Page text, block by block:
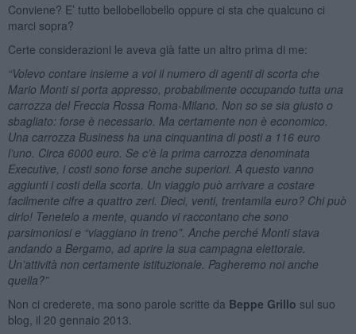
Conviene? E’ tutto bellobellobello oppure ci sta che qualcuno ci
marci sopra?
Certe considerazioni le aveva già fatte un altro prima di me:
“Volevo contare insieme a voi il numero di agenti di scorta che
Mario Monti si porta appresso, probabilmente occupando tutta una
carrozza del Freccia Rossa Roma-Milano. Non so se sia giusto o
sbagliato: forse è necessario. Ma certamente non è economico.
Una carrozza Business ha una cinquantina di posti a 116 euro
l’uno. Circa 6000 euro. Se c’è la prima carrozza denominata
Executive, i costi sono forse anche superiori. A questo vanno
aggiunti i costi della scorta. Un viaggio può arrivare a costare
facilmente cifre a quattro zeri. Dieci, venti, trentamila euro? Chi può
dirlo! Tenetelo a mente, quando vi raccontano che sono
parsimoniosi e “viaggiano in treno”. Anche perché Monti stava
andando a Bergamo, ad aprire la sua campagna elettorale.
Un’attività non certamente istituzionale. Pagheremo noi anche
quella?”
Non ci crederete, ma sono parole scritte da Beppe Grillo sul suo
blog, il 20 gennaio 2013.